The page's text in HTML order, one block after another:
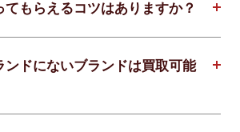
てもらえるコツはありますか？
ンドにないブランドは買取可能